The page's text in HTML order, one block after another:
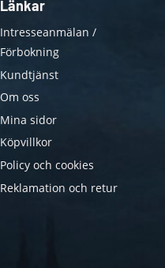
Länkar
Intresseanmälan /
Förbokning
Kundtjänst
Om oss
Mina sidor
Köpvillkor
Policy och cookies
Reklamation och retur